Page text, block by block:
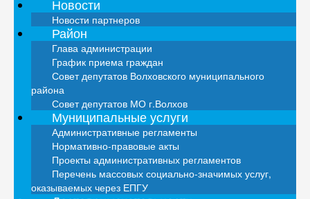
Новости
Новости партнеров
Район
Глава администрации
График приема граждан
Совет депутатов Волховского муниципального
района
Совет депутатов МО г.Волхов
Муниципальные услуги
Административные регламенты
Нормативно-правовые акты
Проекты административных регламентов
Перечень массовых социально-значимых услуг,
оказываемых через ЕПГУ